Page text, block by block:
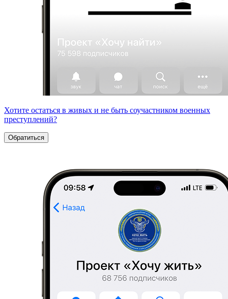
Хотите остаться в живых и не быть соучастником военных
преступлений?
Обратиться